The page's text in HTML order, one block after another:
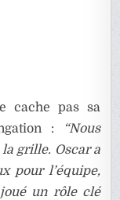
cache pas sa
:
“Nous
grille. Oscar a
pour l’équipe,
un rôle clé